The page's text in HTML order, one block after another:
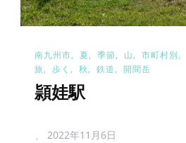
南九州市 夏 季節 山 市町村別
旅
歩く 秋 鉄道 開聞岳
頴娃駅
、 2022年11月6日